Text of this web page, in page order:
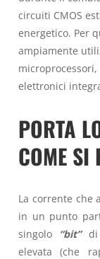
circuiti CMOS
energetico. Per
ampiamente
elettronici
PORTA
COME SI
La corrente che
in un punto
singolo “bit”
elevata (che